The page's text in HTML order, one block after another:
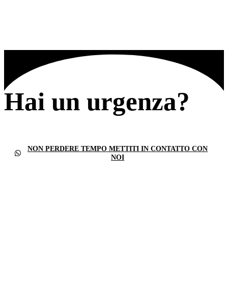
Hai un urgenza?
NON PERDERE TEMPO METTITI IN CONTATTO CON
NOI